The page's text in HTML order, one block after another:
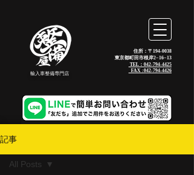
輸入車整備専門店
住所：〒194-0038
東京都町田市根岸2−16−13
TEL：042-794-4425
_FAX :042-794-4426
記事
All Posts